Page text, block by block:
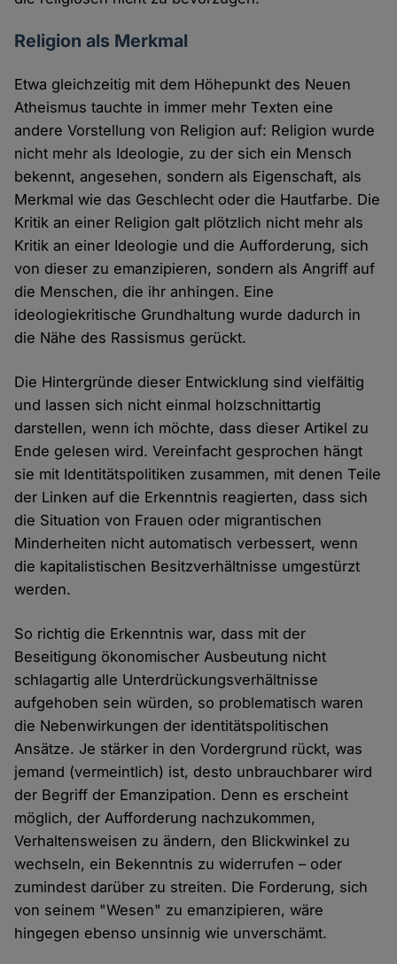
Religion als Merkmal
Etwa gleichzeitig mit dem Höhepunkt des Neuen
Atheismus tauchte in immer mehr Texten eine
andere Vorstellung von Religion auf: Religion wurde
nicht mehr als Ideologie, zu der sich ein Mensch
bekennt, angesehen, sondern als Eigenschaft, als
Merkmal wie das Geschlecht oder die Hautfarbe. Die
Kritik an einer Religion galt plötzlich nicht mehr als
Kritik an einer Ideologie und die Aufforderung, sich
von dieser zu emanzipieren, sondern als Angriff auf
die Menschen, die ihr anhingen. Eine
ideologiekritische Grundhaltung wurde dadurch in
die Nähe des Rassismus gerückt.
Die Hintergründe dieser Entwicklung sind vielfältig
und lassen sich nicht einmal holzschnittartig
darstellen, wenn ich möchte, dass dieser Artikel zu
Ende gelesen wird. Vereinfacht gesprochen hängt
sie mit Identitätspolitiken zusammen, mit denen Teile
der Linken auf die Erkenntnis reagierten, dass sich
die Situation von Frauen oder migrantischen
Minderheiten nicht automatisch verbessert, wenn
die kapitalistischen Besitzverhältnisse umgestürzt
werden.
So richtig die Erkenntnis war, dass mit der
Beseitigung ökonomischer Ausbeutung nicht
schlagartig alle Unterdrückungsverhältnisse
aufgehoben sein würden, so problematisch waren
die Nebenwirkungen der identitätspolitischen
Ansätze. Je stärker in den Vordergrund rückt, was
jemand (vermeintlich) ist, desto unbrauchbarer wird
der Begriff der Emanzipation. Denn es erscheint
möglich, der Aufforderung nachzukommen,
Verhaltensweisen zu ändern, den Blickwinkel zu
wechseln, ein Bekenntnis zu widerrufen – oder
zumindest darüber zu streiten. Die Forderung, sich
von seinem "Wesen" zu emanzipieren, wäre
hingegen ebenso unsinnig wie unverschämt.